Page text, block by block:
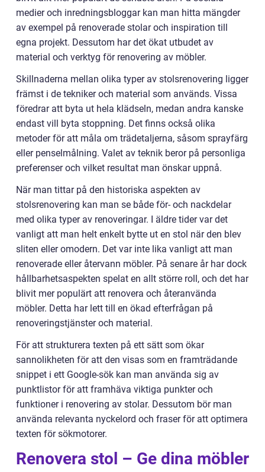
medier och inredningsbloggar kan man hitta mängder
av exempel på renoverade stolar och inspiration till
egna projekt. Dessutom har det ökat utbudet av
material och verktyg för renovering av möbler.
Skillnaderna mellan olika typer av stolsrenovering ligger
främst i de tekniker och material som används. Vissa
föredrar att byta ut hela klädseln, medan andra kanske
endast vill byta stoppning. Det finns också olika
metoder för att måla om trädetaljerna, såsom sprayfärg
eller penselmålning. Valet av teknik beror på personliga
preferenser och vilket resultat man önskar uppnå.
När man tittar på den historiska aspekten av
stolsrenovering kan man se både för- och nackdelar
med olika typer av renoveringar. I äldre tider var det
vanligt att man helt enkelt bytte ut en stol när den blev
sliten eller omodern. Det var inte lika vanligt att man
renoverade eller återvann möbler. På senare år har dock
hållbarhetsaspekten spelat en allt större roll, och det har
blivit mer populärt att renovera och återanvända
möbler. Detta har lett till en ökad efterfrågan på
renoveringstjänster och material.
För att strukturera texten på ett sätt som ökar
sannolikheten för att den visas som en framträdande
snippet i ett Google-sök kan man använda sig av
punktlistor för att framhäva viktiga punkter och
funktioner i renovering av stolar. Dessutom bör man
använda relevanta nyckelord och fraser för att optimera
texten för sökmotorer.
Renovera stol – Ge dina möbler